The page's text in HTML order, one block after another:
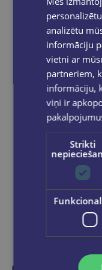
izsūtīti 2-
pasūtījums
e-pastu
Dalies
analizētu
informāciju
vietni ar
partneriem,
informāciju,
viņi ir
Strikti